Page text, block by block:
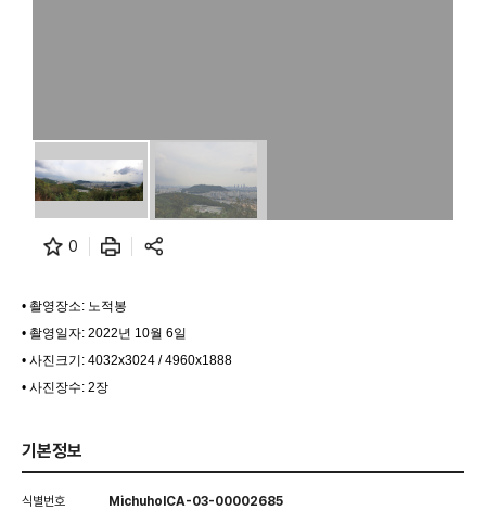
0
• 촬영장소: 노적봉
• 촬영일자: 2022년 10월 6일
• 사진크기: 4032x3024 / 4960x1888
• 사진장수: 2장
기본정보
식별번호 MichuholCA-03-00002685